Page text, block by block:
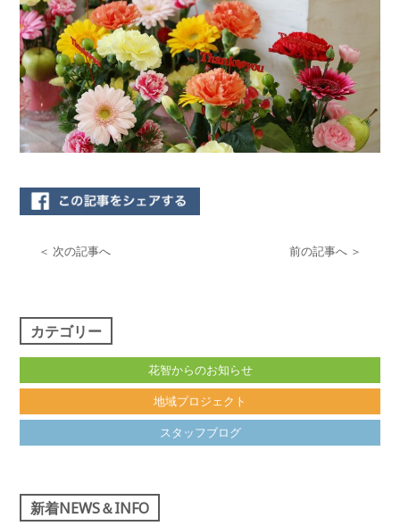
＜ 次の記事へ 前の記事へ ＞
カテゴリー
花智からのお知らせ
地域プロジェクト
スタッフブログ
新着NEWS＆INFO